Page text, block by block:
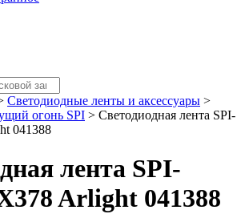
Светодиодные ленты и аксессуары >
огонь SPI > Светодиодная лента SPI-
041388
лента SPI-
Arlight 041388